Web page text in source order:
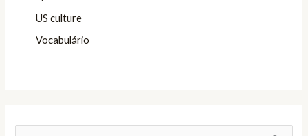
US culture
Vocabulário